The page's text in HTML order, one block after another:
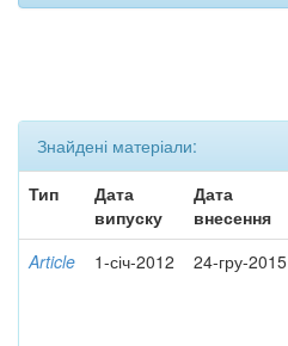
Знайдені матеріали:
Тип
Дата
випуску
Дата
внесення
Article 1-січ-2012 24-гру-2015